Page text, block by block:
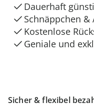
Sicher & flexibel
Dauerhaft
Schnäppchen
Kostenlose
Geniale und